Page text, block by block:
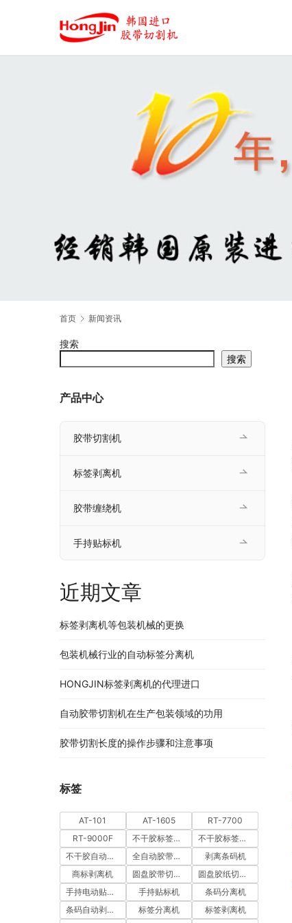
首页 新闻资讯
搜索
搜索
产品中心
胶带切割机
标签剥离机
胶带缠绕机
手持贴标机
近期文章
标签剥离机等包装机械的更换
包装机械行业的自动标签分离机
HONGJIN标签剥离机的代理进口
自动胶带切割机在生产包装领域的功用
胶带切割长度的操作步骤和注意事项
标签
AT-101 AT-1605
RT-7700
RT-9000F
不干胶标签分离机
不干胶标签剥离机
不干胶自动剥离机
全自动胶带切割机
剥离条码机
商标剥离机
圆盘胶带切割机
圆盘胶纸切割机
手持电动贴标机
手持贴标机
条码分离机
条码自动剥离机
标签分离机
标签剥离机